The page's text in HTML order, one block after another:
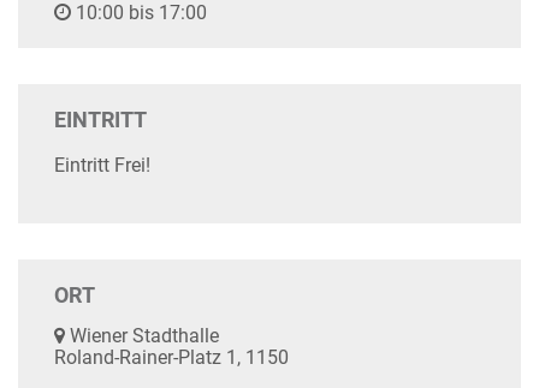
10:00 bis 17:00
EINTRITT
Eintritt Frei!
ORT
Wiener Stadthalle
Roland-Rainer-Platz 1, 1150